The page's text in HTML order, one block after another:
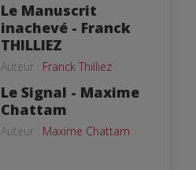
Le Manuscrit
inachevé - Franck
THILLIEZ
Auteur : Franck Thilliez
Le Signal - Maxime
Chattam
Auteur : Maxime Chattam